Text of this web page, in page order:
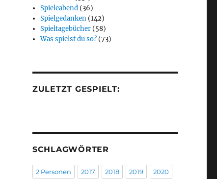
Spieleabend (36)
Spielgedanken (142)
Spieltagebücher (58)
Was spielst du so? (73)
ZULETZT GESPIELT:
SCHLAGWÖRTER
2 Personen 2017 2018 2019 2020